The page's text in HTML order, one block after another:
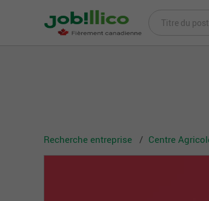
Recherche entreprise Centre